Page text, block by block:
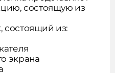
состоящую из
из:
экрана
и мы вам
новости,
акции
в корзину